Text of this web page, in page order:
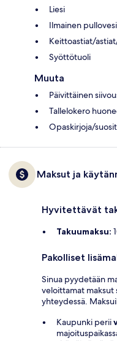
Liesi
Ilmainen pullovesi
Keittoastiat/
Syöttötuoli
Muuta
Päivittäinen
Tallelokero
Opaskirjoja/
Maksut ja
Hyvitettävät
Takuumaksu:
Pakolliset
Sinua pyydetään
veloittamat maksut
yhteydessä.
Kaupunki perii